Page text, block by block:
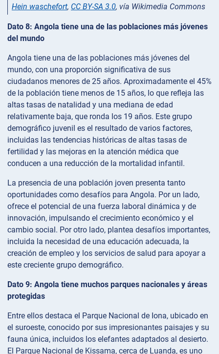
Hein waschefort, CC BY-SA 3.0, vía Wikimedia Commons
Dato 8: Angola tiene una de las poblaciones más jóvenes
del mundo
Angola tiene una de las poblaciones más jóvenes del
mundo, con una proporción significativa de sus
ciudadanos menores de 25 años. Aproximadamente el 45%
de la población tiene menos de 15 años, lo que refleja las
altas tasas de natalidad y una mediana de edad
relativamente baja, que ronda los 19 años. Este grupo
demográfico juvenil es el resultado de varios factores,
incluidas las tendencias históricas de altas tasas de
fertilidad y las mejoras en la atención médica que
conducen a una reducción de la mortalidad infantil.
La presencia de una población joven presenta tanto
oportunidades como desafíos para Angola. Por un lado,
ofrece el potencial de una fuerza laboral dinámica y de
innovación, impulsando el crecimiento económico y el
cambio social. Por otro lado, plantea desafíos importantes,
incluida la necesidad de una educación adecuada, la
creación de empleo y los servicios de salud para apoyar a
este creciente grupo demográfico.
Dato 9: Angola tiene muchos parques nacionales y áreas
protegidas
Entre ellos destaca el Parque Nacional de Iona, ubicado en
el suroeste, conocido por sus impresionantes paisajes y su
fauna única, incluidos los elefantes adaptados al desierto.
El Parque Nacional de Kissama, cerca de Luanda, es uno